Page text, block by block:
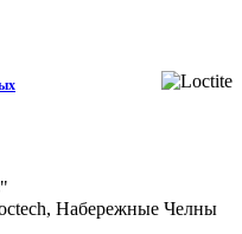
Набережные Челны